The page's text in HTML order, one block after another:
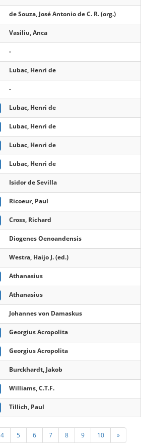
de Souza, José Antonio de C. R. (org.)
Vasiliu, Anca
-
Lubac, Henri de
-
Lubac, Henri de
Lubac, Henri de
Lubac, Henri de
Lubac, Henri de
Isidor de Sevilla
Ricoeur, Paul
Cross, Richard
Diogenes Oenoandensis
Westra, Haijo J. (ed.)
Athanasius
Athanasius
Johannes von Damaskus
Georgius Acropolita
Georgius Acropolita
Burckhardt, Jakob
Williams, C.T.F.
Tillich, Paul
4 5 6 7 8 9 10 »